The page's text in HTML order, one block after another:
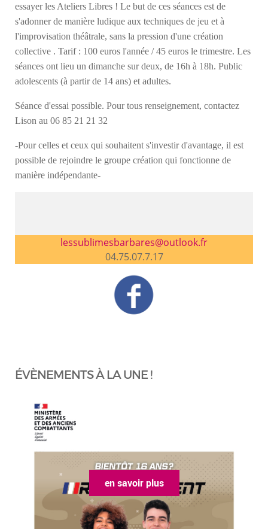
essayer les Ateliers Libres ! Le but de ces séances est de
s'adonner de manière ludique aux techniques de jeu et à
l'improvisation théâtrale, sans la pression d'une création
collective . Tarif : 100 euros l'année / 45 euros le trimestre. Les
séances ont lieu un dimanche sur deux, de 16h à 18h. Public
adolescents (à partir de 14 ans) et adultes.
Séance d'essai possible. Pour tous renseignement, contactez
Lison au 06 85 21 21 32
-Pour celles et ceux qui souhaitent s'investir d'avantage, il est
possible de rejoindre le groupe création qui fonctionne de
manière indépendante-
lessublimesbarbares@outlook.fr
04.75.07.7.17
ÉVÈNEMENTS À LA UNE !
en savoir plus